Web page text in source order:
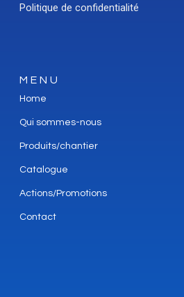
Politique de confidentialité
MENU
Home
Qui sommes-nous
Produits/chantier
Catalogue
Actions/Promotions
Contact